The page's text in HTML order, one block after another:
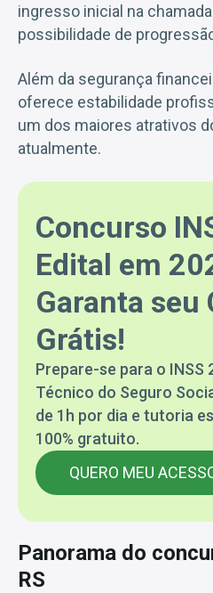
ingresso inicial na chamada
possibilidade de
Além da segurança
oferece estabilidade
um dos maiores atrativos
atualmente.
Concurso
Edital em
Garanta seu
Grátis!
Prepare-se para o INSS
Técnico do Seguro
de 1h por dia e tutoria
100% gratuito.
QUERO MEU
Panorama do
RS